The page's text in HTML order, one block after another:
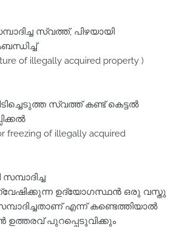
സ്വത്ത്‌, പിഴയായി
of illegally acquired property )
സ്വത്ത്‌ കണ്ട്‌ കെട്ടൽ
freezing of illegally acquired
ഉദ്യോഗസ്ഥൻ ഒരു വസ്തു
എന്ന്‌ കണ്ടെത്തിയാൽ
ഉത്തരവ്‌ പുറപ്പെടുവിക്കും